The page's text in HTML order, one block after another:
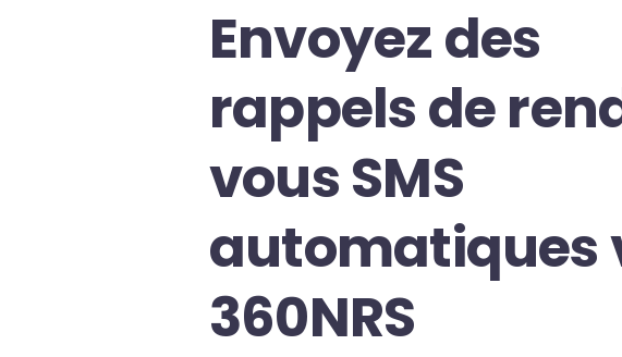
Envoyez des
rappels de
vous SMS
automatiques
360NRS